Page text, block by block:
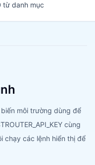
từ danh mục
biến môi trường dùng để
cùng
chạy các lệnh hiển thị để